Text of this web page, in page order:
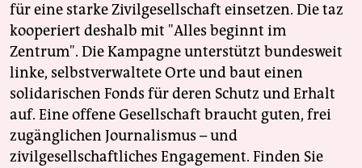
für eine starke Zivilgesellschaft einsetzen. Die taz
kooperiert deshalb mit "Alles beginnt im
Zentrum". Die Kampagne unterstützt bundesweit
linke, selbstverwaltete Orte und baut einen
solidarischen Fonds für deren Schutz und Erhalt
auf. Eine offene Gesellschaft braucht guten, frei
zugänglichen Journalismus – und
zivilgesellschaftliches Engagement. Finden Sie